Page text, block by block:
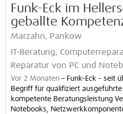
Funk-Eck im
geballte
Marzahn, Pankow
IT-Beratung,
Reparatur von PC und
Vor 2 Monaten – Funk-Eck - seit
Begriff für qualifiziert
kompetente Beratungsleistung
Notebooks,